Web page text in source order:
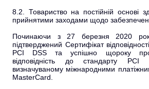
8.2. Товариство на постійній основі
прийнятими заходами щодо
Починаючи з 27 березня 2020
підтверджений Сертифікат
PCI DSS та успішно щороку
відповідність до стандарту
визначуваному міжнародними
MasterCard.